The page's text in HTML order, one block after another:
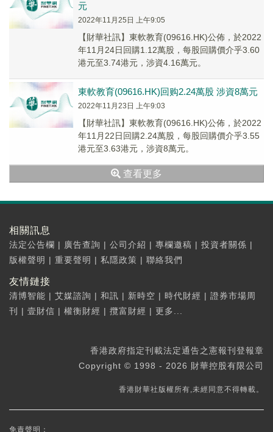
元
2022年11月25日 上午9:05
【財華社訊】東軟教育(09616.HK)公佈，於2022
年11月24日回購1.12萬股，每股回購價介乎3.60
港元至3.74港元，涉資4.16萬元。
東軟教育(09616.HK)回购2.24萬股 涉資8萬元
2022年11月23日 上午9:03
【財華社訊】東軟教育(09616.HK)公佈，於2022
年11月22日回購2.24萬股，每股回購價介乎3.55
港元至3.63港元，涉資8萬元。
查看更多
相關訊息
法定公告欄 | 廣告查詢 | 公司介紹 | 專欄邀稿 | 投資者關係 |
版權聲明 | 重要聲明 | 私隱政策 | 聯絡我們
友情鏈接
清博智能 | 艾媒諮詢 | 和訊 | 新時空 | 時代財經 | 證券市場周
刊
| 壹財信 | 權衡財經 | 攬富財經 | 更多...
香港政府指定刊載法定通告之憲報刊登報章
Copyright © 1998 - 2026 財華控股有限公司
香港財華社版權所有,未經同意不得轉載。
免責聲明：